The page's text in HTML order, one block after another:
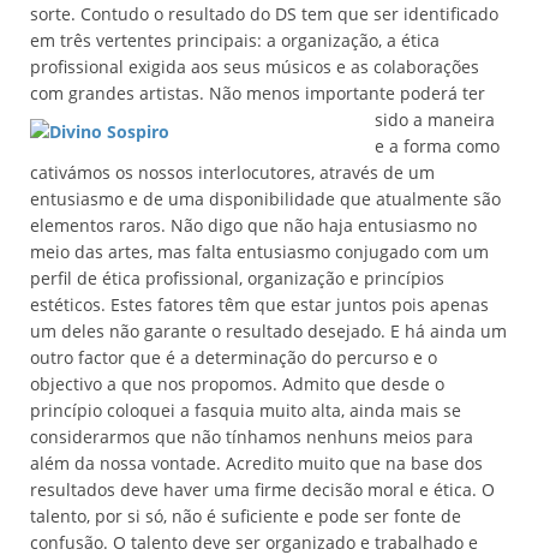
sorte. Contudo o resultado do DS tem que ser identificado
em três vertentes principais: a organização, a ética
profissional exigida aos seus músicos e as colaborações
com grandes artistas. Não menos importante poderá ter
sido a maneira
e a forma como
cativámos os nossos interlocutores, através de um
entusiasmo e de uma disponibilidade que atualmente são
elementos raros. Não digo que não haja entusiasmo no
meio das artes, mas falta entusiasmo conjugado com um
perfil de ética profissional, organização e princípios
estéticos. Estes fatores têm que estar juntos pois apenas
um deles não garante o resultado desejado. E há ainda um
outro factor que é a determinação do percurso e o
objectivo a que nos propomos. Admito que desde o
princípio coloquei a fasquia muito alta, ainda mais se
considerarmos que não tínhamos nenhuns meios para
além da nossa vontade. Acredito muito que na base dos
resultados deve haver uma firme decisão moral e ética. O
talento, por si só, não é suficiente e pode ser fonte de
confusão. O talento deve ser organizado e trabalhado e